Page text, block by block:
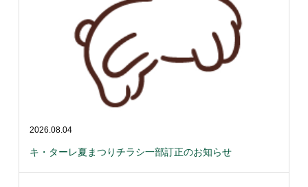
2026.08.04
キ・ターレ夏まつりチラシ一部訂正のお知らせ